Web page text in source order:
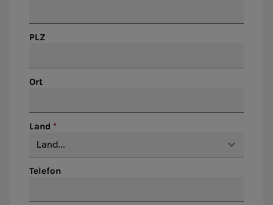
PLZ
Ort
Land
Telefon